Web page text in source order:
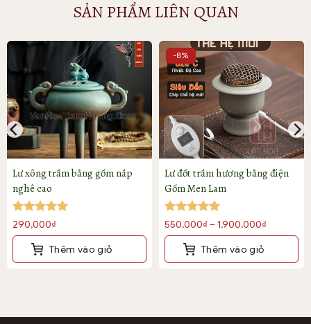
Thiết kế nhỏ gọn phù hợp với nhiều không gian
SẢN PHẨM LIÊN QUAN
Lư xông trầm bằng gốm nắp
nghê cao
Được xếp
hạng55
290,000₫
Thêm vào giỏ
-8%
Lư đốt trầm hương bằng điện
Gốm Men Lam
Được xếp
hạng55
550,000₫ –1,900,000₫
giá:
Thêm vào giỏ